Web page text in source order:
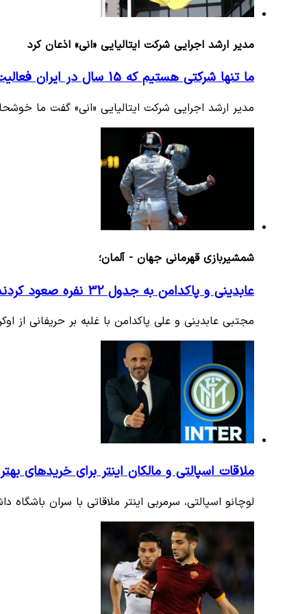
مدیر ارشد اجرایی شرکت ایتالیایی «انی» اذعان کرد
ما تنها شرکتی هستیم که 15 سال در ایران فعالیت داشته و داریم/ از حضور توتال در ایران خوشحالیم
مدیر ارشد اجرایی شرکت ایتالیایی «انی» گفت ما
شمشیربازی قهرمانی جهان - آلمان؛
عابدینی و پاکدامن به جدول 32 نفره صعود کردند
مجتبی عابدینی و علی پاکدامن با غلبه بر حریفانی از اوکراین و ایتالیا راهی جدول 32
ملاقات اسپالتی و مالکان اینتر برای خریدهای بهتر
لوچانو اسپالتی، سرمربی اینتر ملاقاتی با سران